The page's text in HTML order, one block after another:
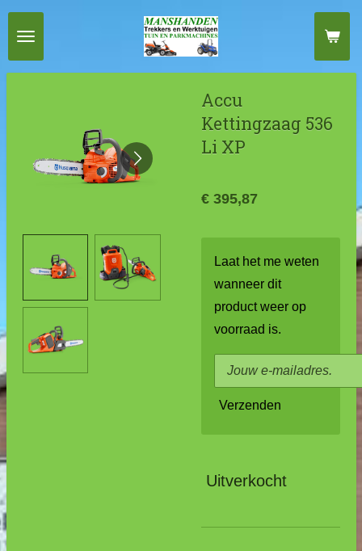
Ga
direct
naar
Accu
Kettingzaag 536
Li XP
€ 395,87
Laat het me weten
wanneer dit
product weer op
voorraad is.
Verzenden
Uitverkocht